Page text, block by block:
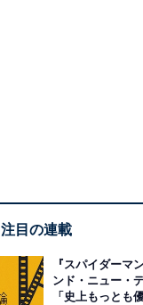
注目の連載
『スパイダーマ
ンド・ニュー・
「史上もっとも